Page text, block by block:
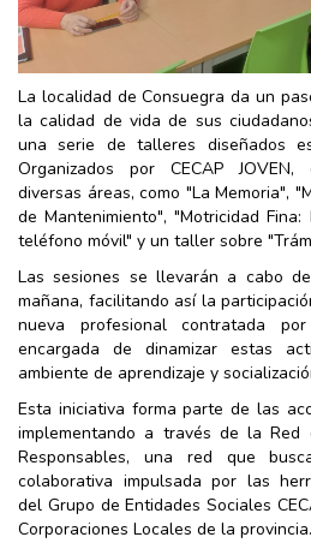
La localidad de Consuegra da un
la calidad de vida de sus
una serie de talleres diseñados
Organizados por CECAP
diversas áreas, como "La Memoria",
de Mantenimiento", "Motricidad
teléfono móvil" y un taller sobre
Las sesiones se llevarán a cabo
mañana, facilitando así la
nueva profesional contratada
encargada de dinamizar estas
ambiente de aprendizaje y
Esta iniciativa forma parte de las
implementando a través de la Red
Responsables, una red que
colaborativa impulsada por las
del Grupo de Entidades Sociales
Corporaciones Locales de la provincia.